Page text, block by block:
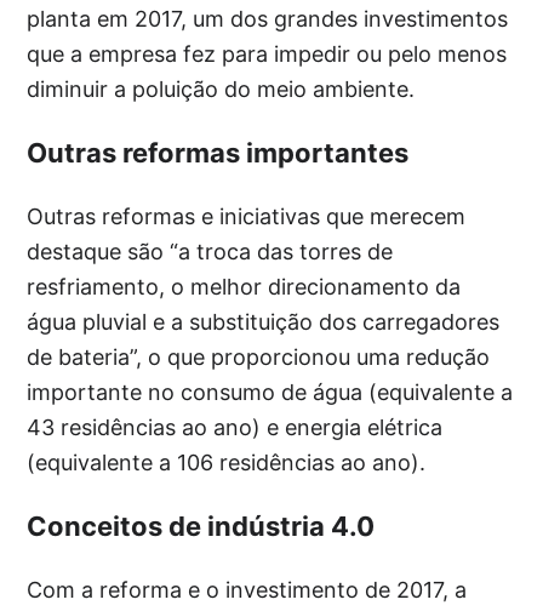
planta em 2017, um dos grandes investimentos
que a empresa fez para impedir ou pelo menos
diminuir a poluição do meio ambiente.
Outras reformas importantes
Outras reformas e iniciativas que merecem
destaque são “a troca das torres de
resfriamento, o melhor direcionamento da
água pluvial e a substituição dos carregadores
de bateria”, o que proporcionou uma redução
importante no consumo de água (equivalente a
43 residências ao ano) e energia elétrica
(equivalente a 106 residências ao ano).
Conceitos de indústria 4.0
Com a reforma e o investimento de 2017, a